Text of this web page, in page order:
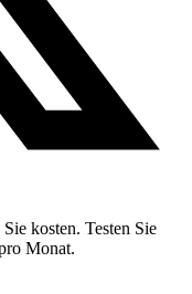
kosten. Testen Sie
Monat.